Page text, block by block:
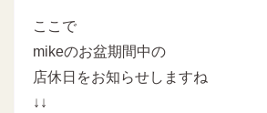
ここで
mikeのお盆期間中の
店休日をお知らせしますね
↓↓